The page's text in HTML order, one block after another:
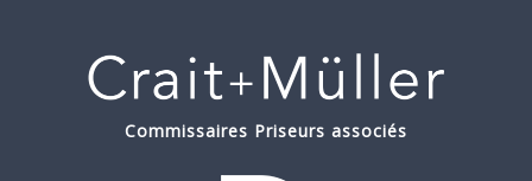
Commissaires Priseurs associés